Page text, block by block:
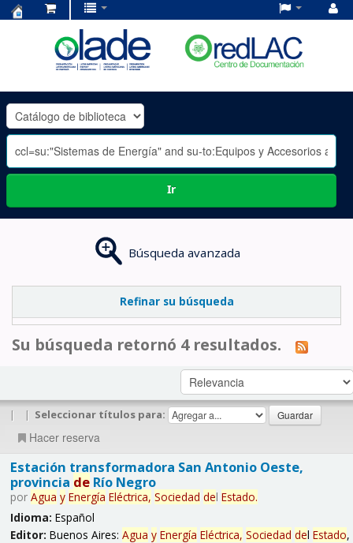
OLADE
-
Ir
Búsqueda avanzada
Refinar su búsqueda
Su búsqueda retornó 4 resultados.
| | Seleccionar títulos para:
Hacer reserva
Estación transformadora San Antonio Oeste,
provincia deRío Negro
por Agua y Energía Eléctrica, Sociedad del Estado.
Idioma: Español
Editor: Buenos Aires: Agua y Energía Eléctrica, Sociedad del Estado,